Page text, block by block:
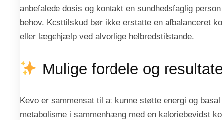
anbefalede dosis og kontakt en sundhedsfaglig
behov. Kosttilskud bør ikke erstatte en afbalanceret
eller lægehjælp ved alvorlige helbredstilstande.
Mulige fordele og
Kevo er sammensat til at kunne støtte energi og basal
metabolisme i sammenhæng med en kaloriebevidst